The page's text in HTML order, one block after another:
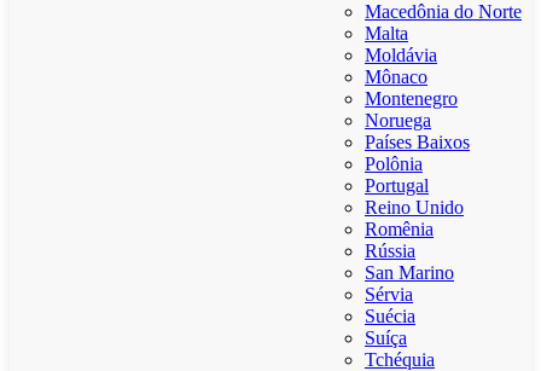
Macedônia do Norte
Malta
Moldávia
Mônaco
Montenegro
Noruega
Países Baixos
Polônia
Portugal
Reino Unido
Romênia
Rússia
San Marino
Sérvia
Suécia
Suíça
Tchéquia